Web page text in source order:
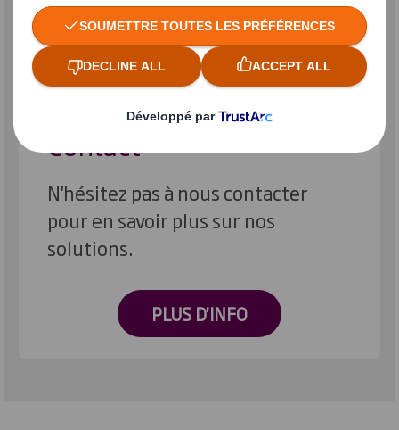
PLUS D'INFO
Contact
N'hésitez pas à nous contacter
pour en savoir plus sur nos
solutions.
PLUS D'INFO